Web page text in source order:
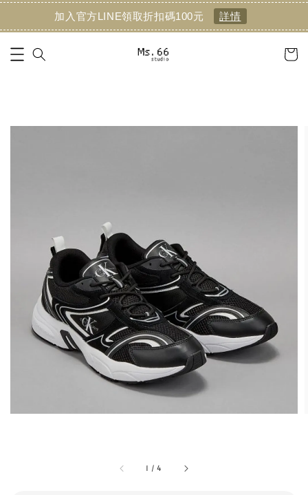
加入官方LINE領取折扣碼100元 詳情
1 /4